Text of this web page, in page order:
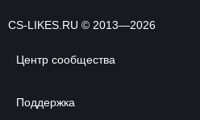
CS-LIKES.RU © 2013—2026
Центр сообщества
Поддержка